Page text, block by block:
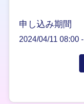
申し込み期間
2024/04/11 08:00 -